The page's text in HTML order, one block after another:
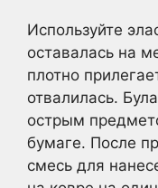
Используйте
оставалась на
плотно
отвалилась.
острым
бумаге. После
смесь для